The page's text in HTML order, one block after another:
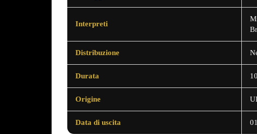
Interpreti
Distribuzione
Durata
Origine
Data di uscita